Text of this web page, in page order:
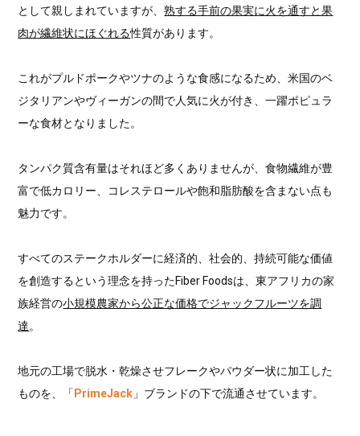
として親しまれていますが、熟する手前の果実に火を通すと果
肉が繊維状にほぐれる性質があります。
これがプルドポークやツナのような食感になるため、米国のベ
ジタリアンやヴィーガンの間で人気に火が付き、一躍ポピュラ
ーな食材となりました。
タンパク質含有量はそれほど多くありませんが、食物繊維が豊
富で低カロリー、コレステロールや飽和脂肪酸を含まない点も
魅力です。
すべてのステークホルダーに経済的、社会的、持続可能な価値
を創造するという理念を持ったFiber Foodsは、東アフリカの家
族経営の小規模農家から公正な価格でジャックフルーツを調
達。
地元の工場で脱水・乾燥させフレークやパウダー状に加工した
ものを、「 PrimeJack 」ブランドの下で流通させています。